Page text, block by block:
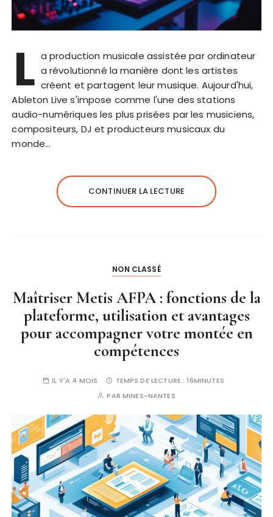
L a production musicale assistée par ordinateur
a révolutionné la manière dont les artistes
créent et partagent leur musique. Aujourd'hui,
Ableton Live s'impose comme l'une des stations
audio-numériques les plus prisées par les musiciens,
compositeurs, DJ et producteurs musicaux du
monde…
CONTINUER LA LECTURE
NON CLASSÉ
Maîtriser Metis AFPA : fonctions de la
plateforme, utilisation et avantages
pour accompagner votre montée en
compétences
IL Y'A 4 MOIS TEMPS DE LECTURE :16MINUTES
PAR MINES-NANTES